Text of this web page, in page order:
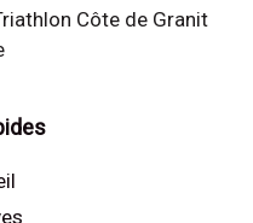
Côte de Granit